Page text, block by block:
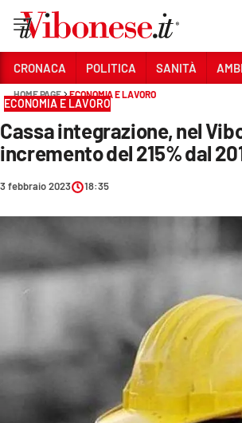
Sezioni
CRONACA
POLITICA
SANITÀ
ECONOMIA E LAVORO
CRONACA POLITICA SANITÀ
HOME PAGE ECONOMIA E LAVORO
ECONOMIA E LAVORO
Cassa integrazione, nel
incremento del 215% dal
3 febbraio 2023 18:35